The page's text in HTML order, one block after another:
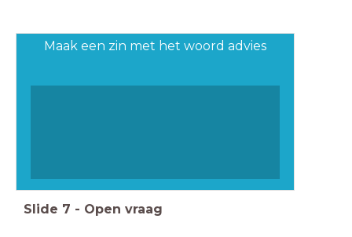
Maak een zin met het woord advies
Slide 7 - Open vraag